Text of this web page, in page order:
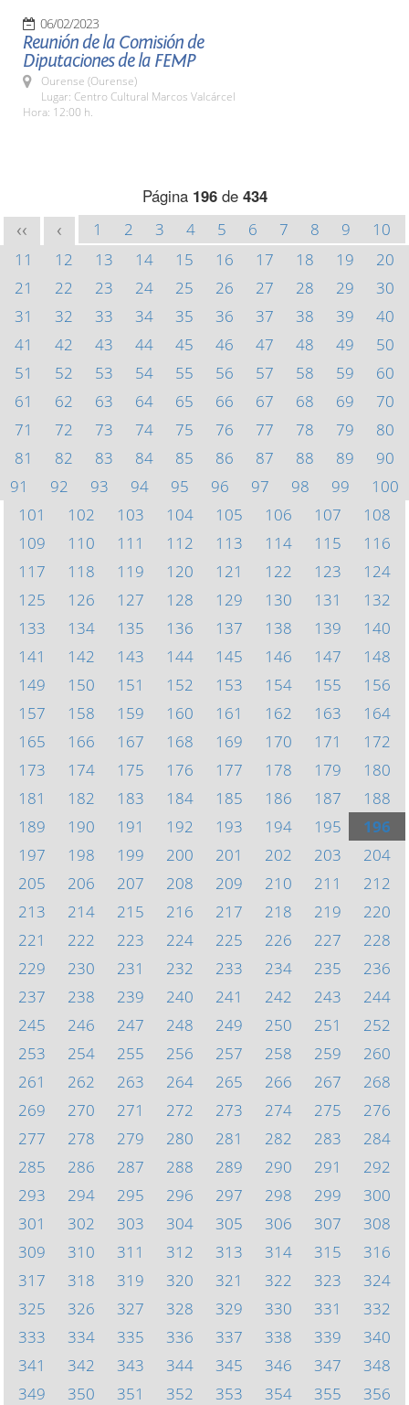
06/02/2023
Reunión de la Comisión de
Diputaciones de la FEMP
Ourense (Ourense)
Lugar: Centro Cultural Marcos Valcárcel
Hora: 12:00 h.
Página 196de 434
<< < 1 2 3 4 5 6 7 8 9
10
11
12 13 14 15 16 17 18 19
20
21
22 23 24 25 26 27 28 29
30
31
32 33 34 35 36 37 38 39
40
41
42 43 44 45 46 47 48 49
50
51
52 53 54 55 56 57 58 59
60
61
62 63 64 65 66 67 68 69
70
71
72 73 74 75 76 77 78 79
80
81
82 83 84 85 86 87 88 89
90
91
92 93 94 95 96 97 98 99
100
101
102 103 104 105 106 107
108
109
110 111 112 113 114 115
116
117
118 119 120 121 122 123
124
125
126 127 128 129 130 131
132
133
134 135 136 137 138 139
140
141
142 143 144 145 146 147
148
149
150 151 152 153 154 155
156
157
158 159 160 161 162 163
164
165
166 167 168 169 170 171
172
173
174 175 176 177 178 179
180
181
182 183 184 185 186 187
188
189
190 191 192 193 194 195
196
197
198 199 200 201 202 203
204
205
206 207 208 209 210 211
212
213
214 215 216 217 218 219
220
221
222 223 224 225 226 227
228
229
230 231 232 233 234 235
236
237
238 239 240 241 242 243
244
245
246 247 248 249 250 251
252
253
254 255 256 257 258 259
260
261
262 263 264 265 266 267
268
269
270 271 272 273 274 275
276
277
278 279 280 281 282 283
284
285
286 287 288 289 290 291
292
293
294 295 296 297 298 299
300
301
302 303 304 305 306 307
308
309
310 311 312 313 314 315
316
317
318 319 320 321 322 323
324
325
326 327 328 329 330 331
332
333
334 335 336 337 338 339
340
341
342 343 344 345 346 347
348
349
350 351 352 353 354 355 356